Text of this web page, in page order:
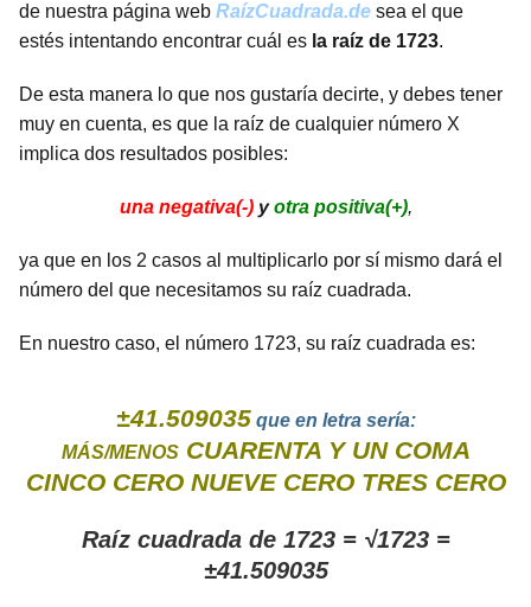
de nuestra página web RaízCuadrada.de sea el que
estés intentando encontrar cuál es la raíz de 1723.
De esta manera lo que nos gustaría decirte, y debes tener
muy en cuenta, es que la raíz de cualquier número X
implica dos resultados posibles:
una negativa(-)yotra positiva(+),
ya que en los 2 casos al multiplicarlo por sí mismo dará el
número del que necesitamos su raíz cuadrada.
En nuestro caso, el número 1723, su raíz cuadrada es:
±41.509035que en letra sería:
MÁS/MENOS CUARENTA Y UN COMA
CINCO CERO NUEVE CERO TRES CERO
Raíz cuadrada de 1723 = √1723 =
±41.509035